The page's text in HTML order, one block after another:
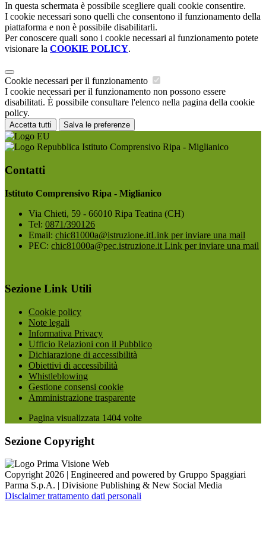
In questa schermata è possibile scegliere quali cookie consentire.
I cookie necessari sono quelli che consentono il funzionamento della
piattaforma e non è possibile disabilitarli.
Per conoscere quali sono i cookie necessari al funzionamento potete
visionare la COOKIE POLICY.
Cookie necessari per il funzionamento
I cookie necessari per il funzionamento non possono essere
disabilitati. È possibile consultare l'elenco nella pagina della cookie
policy.
Accetta tutti Salva le preferenze
Istituto Comprensivo Ripa - Miglianico
Contatti
Istituto Comprensivo Ripa - Miglianico
Via Chieti, 59 - 66010 Ripa Teatina (CH)
Tel: 0871/390126
Email: chic81000a@istruzione.itLink per inviare una mail
PEC: chic81000a@pec.istruzione.it Link per inviare una mail
Sezione Link Utili
Cookie policy
Note legali
Informativa Privacy
Ufficio Relazioni con il Pubblico
Dichiarazione di accessibilità
Obiettivi di accessibilità
Whistleblowing
Gestione consensi cookie
Amministrazione trasparente
Pagina visualizzata 1404 volte
Sezione Copyright
Copyright 2026 | Engineered and powered by Gruppo Spaggiari
Parma S.p.A. | Divisione Publishing & New Social Media
Disclaimer trattamento dati personali